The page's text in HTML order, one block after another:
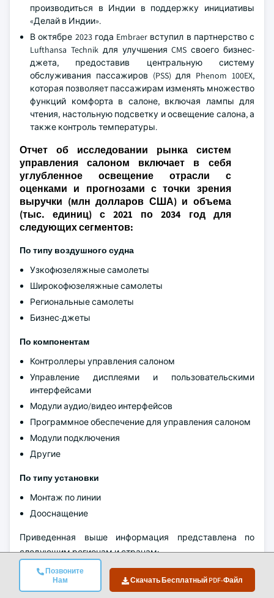
Позвоните
Нам
Скачать Бесплатный PDF-Файл
производиться в Индии в поддержку инициативы
«Делай в Индии».
В октябре 2023 года Embraer вступил в партнерство с
Lufthansa Technik для улучшения CMS своего бизнес-
джета, предоставив центральную систему
обслуживания пассажиров (PSS) для Phenom 100EX,
которая позволяет пассажирам изменять множество
функций комфорта в салоне, включая лампы для
чтения, настольную подсветку и освещение салона, а
также контроль температуры.
Отчет об исследовании рынка систем
управления салоном включает в себя
углубленное освещение отрасли с
оценками и прогнозами с точки зрения
выручки (млн долларов США) и объема
(тыс. единиц) с 2021 по 2034 год для
следующих сегментов:
По типу воздушного судна
Узкофюзеляжные самолеты
Широкофюзеляжные самолеты
Региональные самолеты
Бизнес-джеты
По компонентам
Контроллеры управления салоном
Управление дисплеями и пользовательскими
интерфейсами
Модули аудио/видео интерфейсов
Программное обеспечение для управления салоном
Модули подключения
Другие
По типу установки
Монтаж по линии
Дооснащение
Приведенная выше информация представлена по
следующим регионам и странам:
Северная Америка
США